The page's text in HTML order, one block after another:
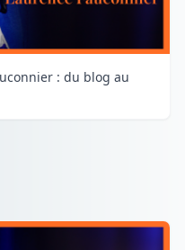
: du blog au